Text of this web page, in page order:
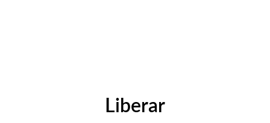
Liberar